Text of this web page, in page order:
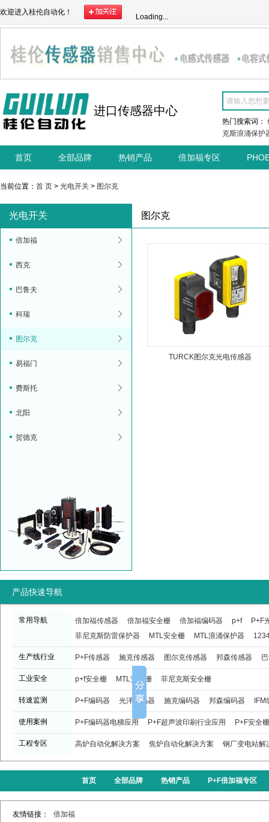
欢迎进入桂伦自动化！
Loading...
进口传感器中心
热门搜索词：
克斯浪涌保护
首页 全部品牌 热销产品 倍加福专区
当前位置： 首 页 > 光电开关 > 图尔克
光电开关
倍加福
西克
巴鲁夫
科瑞
图尔克
易福门
费斯托
北阳
贺德克
图尔克
TURCK图尔克光电传感器
产品快速导航
常用导航 倍加福传感器 倍加福安全栅 倍加福编码器 p+f
P+F
菲尼克斯防雷保护器
MTL安全栅 MTL浪涌保护器
生产线行业 P+F传感器 施克传感器 图尔克传感器 邦森传感器
工业安全 p+f安全栅 MTL安全栅 菲尼克斯安全栅
转速监测 P+F编码器 光洋编码器 施克编码器 邦森编码器
使用案例 P+F编码器电梯应用 P+F超声波印刷行业应用 P+F安全
工程专区 高炉自动化解决方案 焦炉自动化解决方案 钢厂变电站解
首页 全部品牌 热销产品 P+F倍加福专区
友情链接： 倍加福